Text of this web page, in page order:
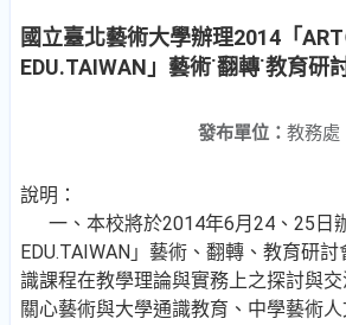
國立臺北藝術大學辦理2014「
EDU.TAIWAN」藝術˙翻轉˙教育研
發布單位： 教務處
說明：
一、本校將於2014年6月24、25日
EDU.TAIWAN」藝術、翻轉、教育研
識課程在教學理論與實務上之探討與
關心藝術與大學通識教育、中學藝術